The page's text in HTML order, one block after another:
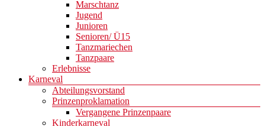
Marschtanz
Jugend
Junioren
Senioren/ Ü15
Tanzmariechen
Tanzpaare
Erlebnisse
Karneval
Abteilungsvorstand
Prinzenproklamation
Vergangene Prinzenpaare
Kinderkarneval